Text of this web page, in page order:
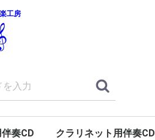
工房
奏CD クラリネット用伴奏CD